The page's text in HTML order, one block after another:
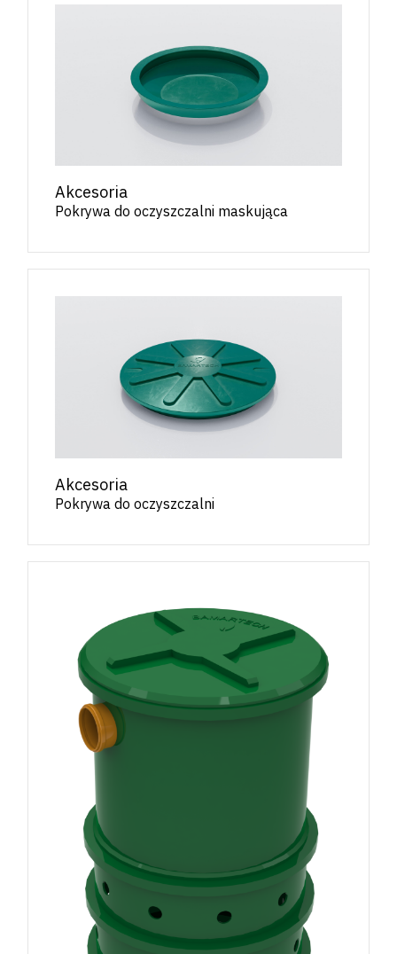
Akcesoria
Pokrywa do oczyszczalni maskująca
Akcesoria
Pokrywa do oczyszczalni